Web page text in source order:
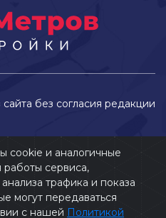
без согласия редакции
cookie и аналогичные
работы сервиса,
трафика и показа
могут передаваться
с нашей Политикой